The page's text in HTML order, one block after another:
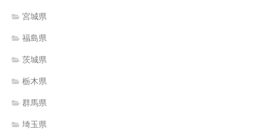
宮城県
福島県
茨城県
栃木県
群馬県
埼玉県